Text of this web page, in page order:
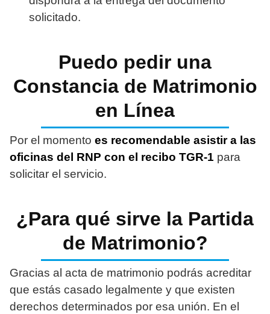
solicitado.
Puedo pedir una
Constancia de Matrimonio
en Línea
Por el momento es recomendable asistir a las
oficinas del RNP con el recibo TGR-1 para
solicitar el servicio.
¿Para qué sirve la Partida
de Matrimonio?
Gracias al acta de matrimonio podrás acreditar
que estás casado legalmente y que existen
derechos determinados por esa unión. En el